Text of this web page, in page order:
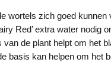
wortels zich goed kunnen
Red’ extra water nodig
de plant helpt om het
basis kan helpen om het